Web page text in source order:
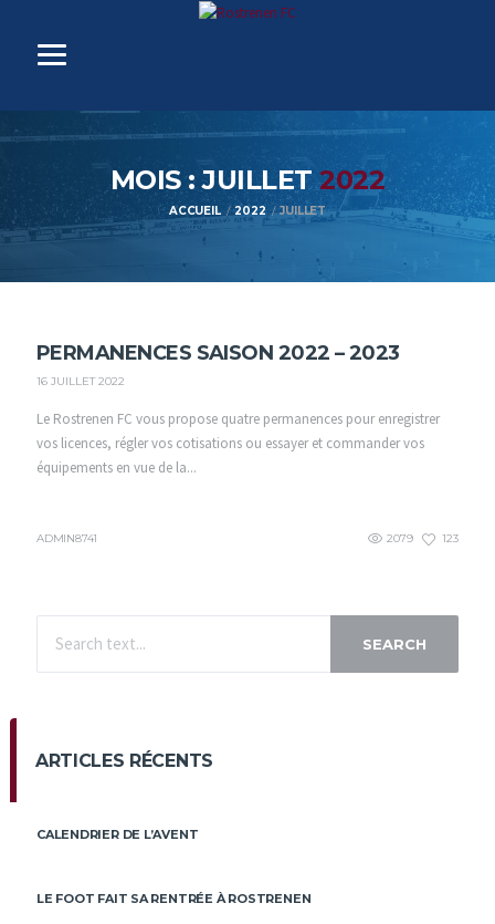
MOIS : JUILLET2022
ACCUEIL 2022 JUILLET
PERMANENCES SAISON 2022 – 2023
16 JUILLET 2022
Le Rostrenen FC vous propose quatre permanences pour enregistrer
vos licences, régler vos cotisations ou essayer et commander vos
équipements en vue de la...
ADMIN8741 2079 123
SEARCH
ARTICLES RÉCENTS
CALENDRIER DE L’AVENT
LE FOOT FAIT SA RENTRÉE À ROSTRENEN